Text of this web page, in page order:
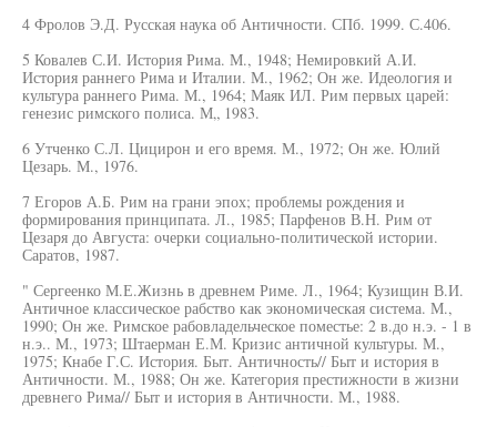
4 Фролов Э.Д. Русская наука об Античности. СПб. 1999. С.406.
5 Ковалев С.И. История Рима. М., 1948; Немировкий А.И.
История раннего Рима и Италии. М., 1962; Он же. Идеология и
культура раннего Рима. М., 1964; Маяк ИЛ. Рим первых царей:
генезис римского полиса. М„ 1983.
6 Утченко С.Л. Цицирон и его время. М., 1972; Он же. Юлий
Цезарь. М., 1976.
7 Егоров А.Б. Рим на грани эпох; проблемы рождения и
формирования принципата. Л., 1985; Парфенов В.Н. Рим от
Цезаря до Августа: очерки социально-политической истории.
Саратов, 1987.
" Сергеенко М.Е.Жизнь в древнем Риме. Л., 1964; Кузищин В.И.
Античное классическое рабство как экономическая система. М.,
1990; Он же. Римское рабовладельческое поместье: 2 в.до н.э. - 1 в
н.э.. М., 1973; Штаерман Е.М. Кризис античной культуры. М.,
1975; Кнабе Г.С. История. Быт. Античность// Быт и история в
Античности. М., 1988; Он же. Категория престижности в жизни
древнего Рима// Быт и история в Античности. М., 1988.